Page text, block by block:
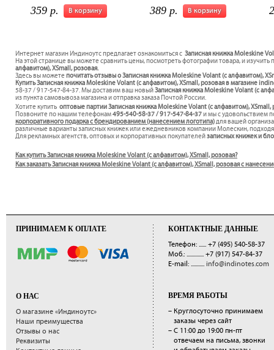
В корзину
359 р. В корзину
389 р.
Интернет магазин Индиноутс предлагает ознакомиться с Записная книжка Moleskine
На этой странице вы можете сравнить цены, посмотреть фотографии товара, и
алфавитом), XSmall, розовая.
Здесь вы можете почитать отзывы о Записная книжка Moleskine Volant (с алфавитом),
Купить Записная книжка Moleskine Volant (с алфавитом), XSmall, розовая в магазине
58-37 / 917-547-84-37. Мы доставим ваш новыйЗаписная книжка Moleskine Volant (с
из пункта самовывоза магазина и отправка заказа Почтой России.
Хотите купить оптовые партии Записная книжка Moleskine Volant (с алфавитом), XSmall,
Позвоните по нашим телефонам495-540-58-37 / 917-547-84-37и мы с удовольствием
корпоративного подарка с брендированием (нанесением логотипа)для вашей
различные варианты записных книжек или ежедневников компании Молескин,
Для рекламных агентств, оптовых и корпоративных покупателейзаписных книжек и
Как купить Записная книжка Moleskine Volant (с алфавитом), XSmall, розовая?
Как заказать Записная книжка Moleskine Volant (с алфавитом), XSmall, розовая с
ПРИНИМАЕМ К ОПЛАТЕ
О НАС
О магазине «Индиноутс»
Наши преимущества
Отзывы о нас
Реквизиты
КОНТАКТНЫЕ ДАННЫЕ
Телефон: ...... +7 (495) 540-58-37
Моб.: .............. +7 (917) 547-84-37
E-mail: ........... info@indinotes.com
ВРЕМЯ РАБОТЫ
– Круглосуточно принимаем
заказы через сайт
– С 11:00 до 19:00 пн-пт
отвечаем на письма, звонки